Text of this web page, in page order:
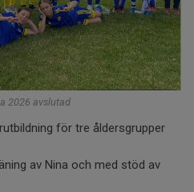
2026 avslutad
för tre åldersgrupper
av Nina och med stöd av